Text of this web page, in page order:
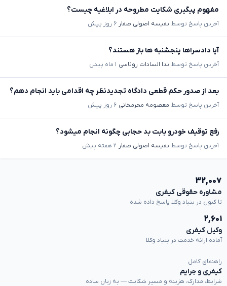
مفهوم پیگیری شکایت مطروحه در ابلاغیه چیست؟
آخرین پاسخ توسط نفیسه اصولی صفار ۶ روز پیش
آیا دادسراها پنجشنبه ها باز هستند؟
آخرین پاسخ توسط ندا السادات روناسی ۱ ماه پیش
بعد از صدور حکم قطعی دادگاه تجدیدنظر چه اقدامی باید انجام دهم؟
آخرین پاسخ توسط معصومه محرمخانی ۶ روز پیش
رفع توقیف خودرو بابت بد حجابی چگونه انجام میشود؟
آخرین پاسخ توسط نفیسه اصولی صفار ۲ هفته پیش
۳۲,۰۰۷
مشاوره حقوقی کیفری
تا کنون در بنیاد وکلا پاسخ داده شده
۲,۶۰۱
وکیل کیفری
آماده ارائه خدمت در بنیاد وکلا
راهنمای کامل
کیفری و جرایم
شرایط، مدارک، هزینه و مسیر شکایت — به زبان ساده